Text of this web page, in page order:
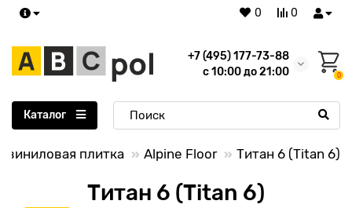
0
0
+7 (495) 177-73-88
с 10:00 до 21:00
0
Каталог
виниловая плитка Alpine Floor Титан 6 (Titan 6)
Титан 6 (Titan 6)